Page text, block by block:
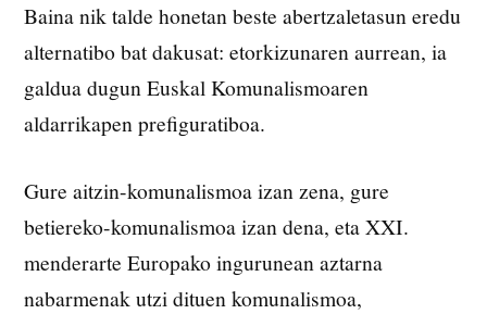
Baina nik talde honetan beste abertzaletasun eredu
alternatibo bat dakusat: etorkizunaren aurrean, ia
galdua dugun Euskal Komunalismoaren
aldarrikapen prefiguratiboa.
Gure aitzin-komunalismoa izan zena, gure
betiereko-komunalismoa izan dena, eta XXI.
menderarte Europako ingurunean aztarna
nabarmenak utzi dituen komunalismoa,